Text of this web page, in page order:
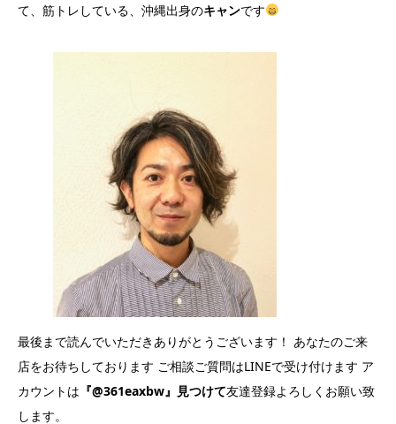
て、筋トレしている、沖縄出身のキャンです
最後まで読んでいただきありがとうございます！ あなたのご来
店をお待ちしております ご相談ご質問はLINEで受け付けます ア
カウントは 『@361eaxbw』見つけて友達登録よろしくお願い致
します。